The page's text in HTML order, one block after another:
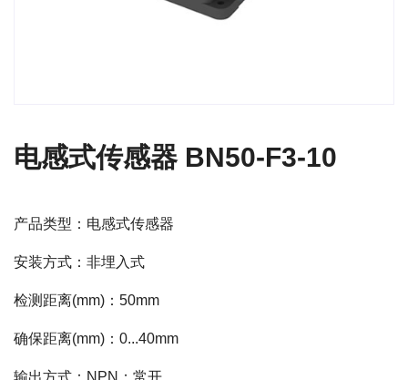
电感式传感器 BN50-F3-10
产品类型：电感式传感器
安装方式：非埋入式
检测距离(mm)：50mm
确保距离(mm)：0...40mm
输出方式：NPN；常开